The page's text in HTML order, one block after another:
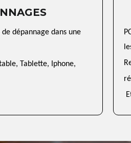
dépannage dans une
Tablette, Iphone,
P